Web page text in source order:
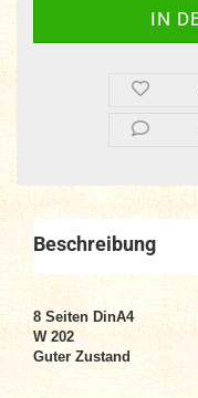
Beschreibung
8 Seiten DinA4
W 202
Guter Zustand